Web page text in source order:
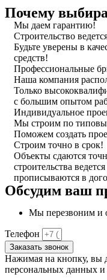
Почему
Мы даем гарантию!
Строительство
Будьте уверены в
средств!
Профес­сиональ­ные
Наша компания
Только
с большим опытом
Индивидуальное
Мы строим по
Поможем создать
Строим точно в срок!
Объекты сдаются
строительства
прописываются в
Обсудим ваш
Мы перезвоним и
Телефон
Заказать звонок
Нажимая на кнопку, вы
персональных данных и